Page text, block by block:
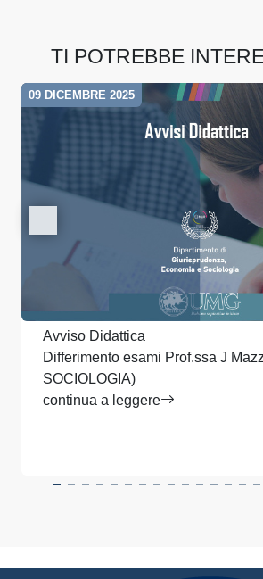
TI POTREBBE
09 DICEMBRE 2025
Avviso Didattica
Differimento esami Prof.ssa J
SOCIOLOGIA)
continua a leggere